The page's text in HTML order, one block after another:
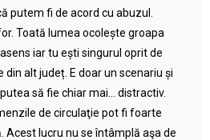
putem fi de acord cu abuzul.
Toată lumea ocolește groapa
iar tu ești singurul oprit de
din alt județ. E doar un scenariu și
să fie chiar mai… distractiv.
de circulaţie pot fi foarte
Acest lucru nu se întâmplă aşa de